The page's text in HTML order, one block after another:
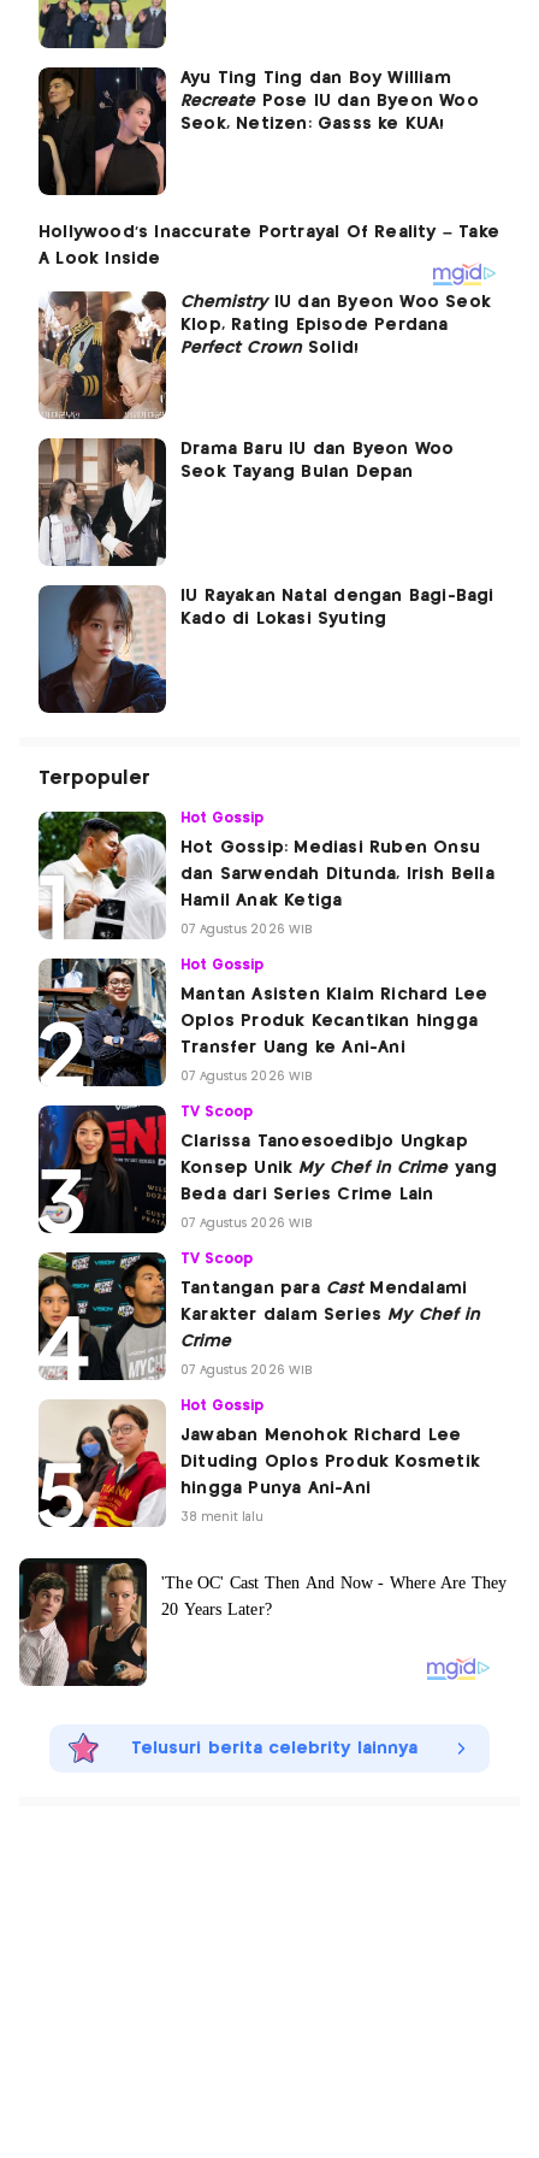
Ayu Ting Ting dan Boy William
RecreatePose IU dan Byeon Woo
Seok, Netizen: Gasss ke KUA!
ChemistryIU dan Byeon Woo Seok
Klop, Rating Episode Perdana
Perfect CrownSolid!
Drama Baru IU dan Byeon Woo
Seok Tayang Bulan Depan
IU Rayakan Natal dengan Bagi-Bagi
Kado di Lokasi Syuting
Terpopuler
Hot Gossip
Hot Gossip: Mediasi Ruben Onsu
dan Sarwendah Ditunda, Irish Bella
Hamil Anak Ketiga
07 Agustus 2026 WIB
Hot Gossip
Mantan Asisten Klaim Richard Lee
Oplos Produk Kecantikan hingga
Transfer Uang ke Ani-Ani
07 Agustus 2026 WIB
TV Scoop
Clarissa Tanoesoedibjo Ungkap
Konsep Unik My Chef in Crimeyang
Beda dari Series Crime Lain
07 Agustus 2026 WIB
TV Scoop
Tantangan para CastMendalami
Karakter dalam Series My Chef in
Crime
07 Agustus 2026 WIB
Hot Gossip
Jawaban Menohok Richard Lee
Dituding Oplos Produk Kosmetik
hingga Punya Ani-Ani
38 menit lalu
Telusuri berita celebrity lainnya